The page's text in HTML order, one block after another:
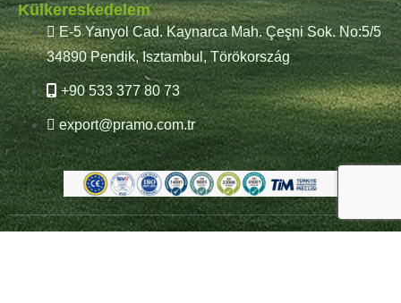
Külkereskedelem
E-5 Yanyol Cad. Kaynarca Mah. Çeşni Sok. No:5/5
34890 Pendik, Isztambul, Törökország
+90 533 377 80 73
export@pramo.com.tr